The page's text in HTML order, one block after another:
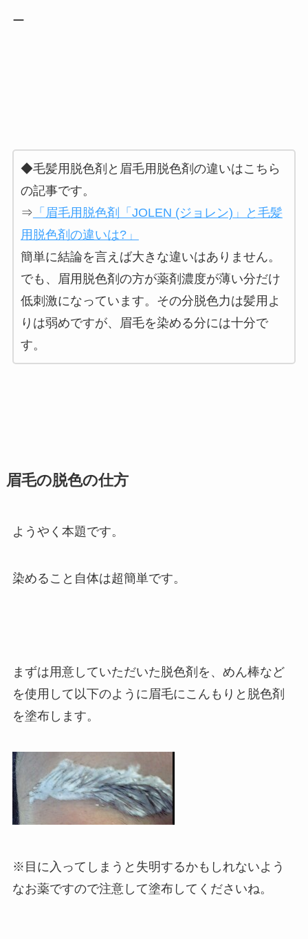
ー
◆毛髪用脱色剤と眉毛用脱色剤の違いはこちら
の記事です。
⇒ 「眉毛用脱色剤「JOLEN (ジョレン)」と毛髪
用脱色剤の違いは?」
簡単に結論を言えば大きな違いはありません。
でも、眉用脱色剤の方が薬剤濃度が薄い分だけ
低刺激になっています。その分脱色力は髪用よ
りは弱めですが、眉毛を染める分には十分で
す。
眉毛の脱色の仕方
ようやく本題です。
染めること自体は超簡単です。
まずは用意していただいた脱色剤を、めん棒など
を使用して以下のように眉毛にこんもりと脱色剤
を塗布します。
※目に入ってしまうと失明するかもしれないよう
なお薬ですので注意して塗布してくださいね。